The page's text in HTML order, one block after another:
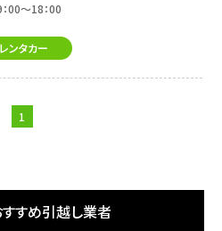
00～18：00
レンタカー
1
すめ引越し業者